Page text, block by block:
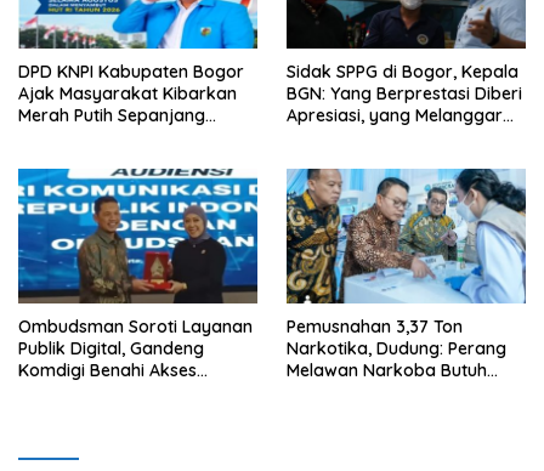
DPD KNPI Kabupaten Bogor
Ajak Masyarakat Kibarkan
Merah Putih Sepanjang
Sidak SPPG di Bogor, Kepala
BGN: Yang Berprestasi Diberi
Apresiasi, yang Melanggar
Ombudsman Soroti Layanan
Publik Digital, Gandeng
Komdigi Benahi Akses
Pemusnahan 3,37 Ton
Narkotika, Dudung: Perang
Melawan Narkoba Butuh